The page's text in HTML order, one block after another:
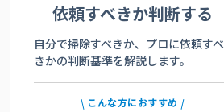
依頼すべきか判断する
自分で掃除すべきか、プロに依頼すべ
きかの判断基準を解説します。
こんな方におすすめ